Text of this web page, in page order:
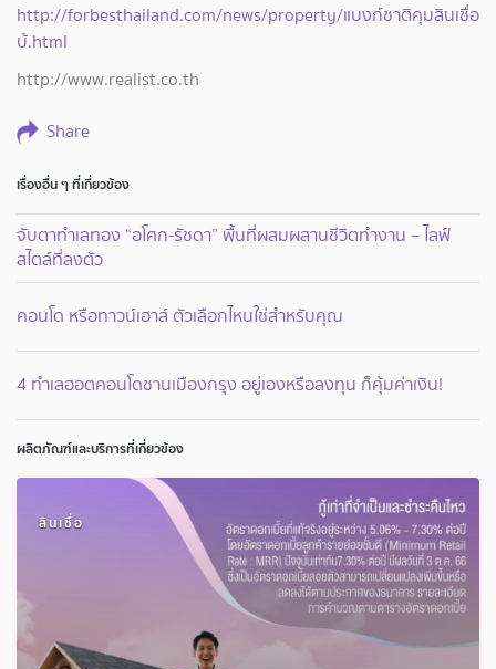
http://forbesthailand.com/news/property/แบงก์ชาติคุมสินเชื่อ
บ้.html
http://www.realist.co.th
Share
เรื่องอื่น ๆ ที่เกี่ยวข้อง
จับตาทำเลทอง “อโศก-รัชดา” พื้นที่ผสมผสานชีวิตทำงาน – ไลฟ์
สไตล์ที่ลงตัว
คอนโด หรือทาวน์เฮาส์ ตัวเลือกไหนใช่สำหรับคุณ
4 ทำเลฮอตคอนโดชานเมืองกรุง อยู่เองหรือลงทุน ก็คุ้มค่าเงิน!
ผลิตภัณฑ์และบริการที่เกี่ยวข้อง
สินเชื่อ